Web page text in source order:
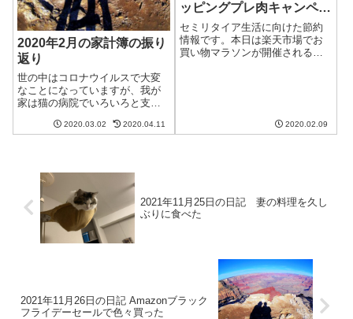
2020年2月の家計簿の振り
返り
世の中はコロナウイルスで大変
なことになっていますが、我が
家は猫の病院でいろいろと支出
の収支収入まずは収入です。収
2020.03.02 2020.04.11
ッピングプレ肉キャンペー
ン
セミリタイア生活に向けた節約
情報です。本日は楽天市場でお
買い物マラソンが開催される情
2020.02.09
2021年11月25日の日記 妻の料理を久し
ぶりに食べた
2021年11月26日の日記 Amazonブラック
フライデーセールで色々買った